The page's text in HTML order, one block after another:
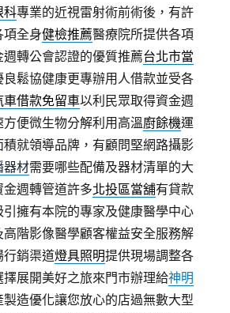
科專業的近視雷射術前術後，有許
項全身健檢推薦醫療院所提供各項
轉公會認證的優質推薦台北市當
鬆協健康更專辦用人借款並受各
車借款免留車以利民眾取得資金週
便微生物分解利用高溫廚餘機運
就領導品牌，有顧問堅網路攝影
器材需要哪些配備及器材清單的大
週轉管道許多北投區當舖有貸款
擁有本院的專家及健康醫學中心
高階影像醫學顧客權益安全服務解
行銷渠道燈具照明提供現場調整各
展開美好之旅來門市辦理給神明
造優化讓您放心的店過無數大型